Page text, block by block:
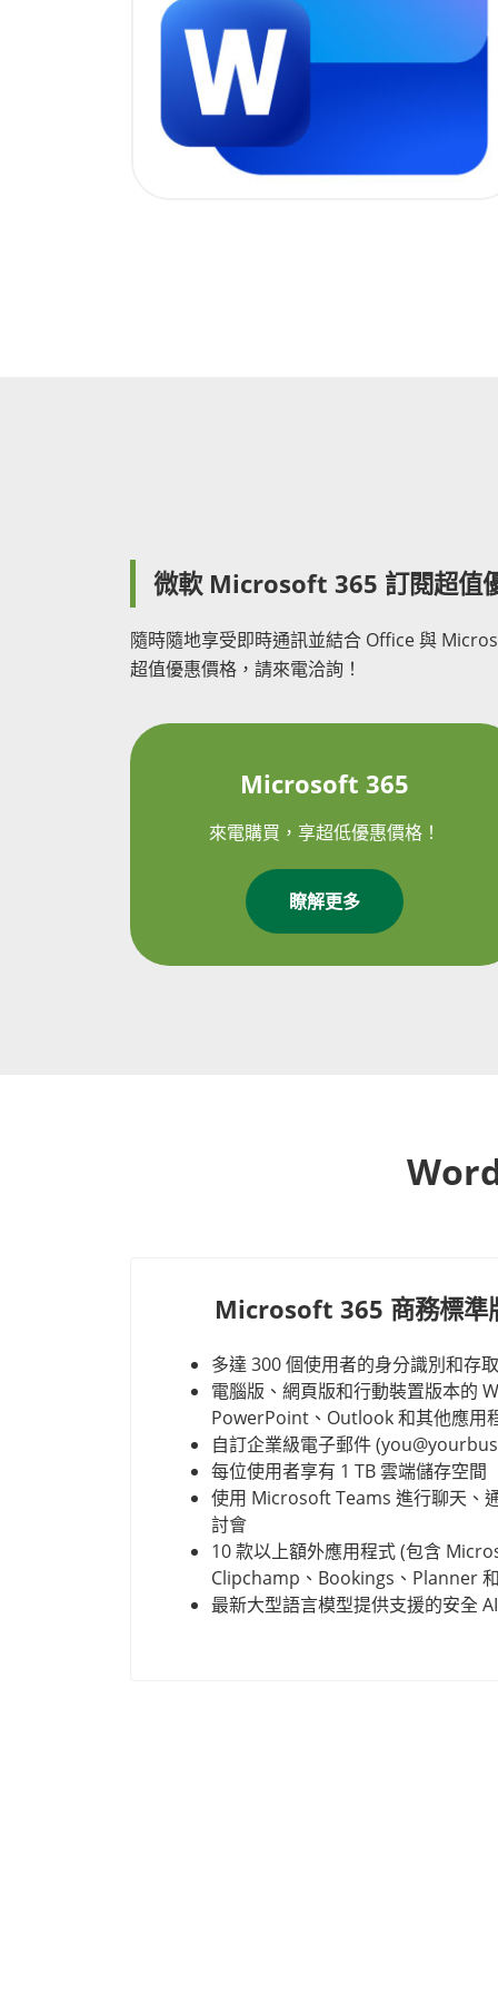
微軟 Microsoft 365 訂閱超值
隨時隨地享受即時通訊並結合 Office 與
超值優惠價格，請來電洽詢！
Microsoft 365
來電購買，享超低優惠價格！
瞭解更多
Microsoft 365 商務標準
多達 300 個使用者的身分識別和存
電腦版、網頁版和行動裝置版本的
PowerPoint、Outlook 和其他應用
自訂企業級電子郵件
每位使用者享有 1 TB 雲端儲存空間
使用 Microsoft Teams 進行聊天、
討會
10 款以上額外應用程式 (包含
Clipchamp、Bookings、Planner
最新大型語言模型提供支援的安全